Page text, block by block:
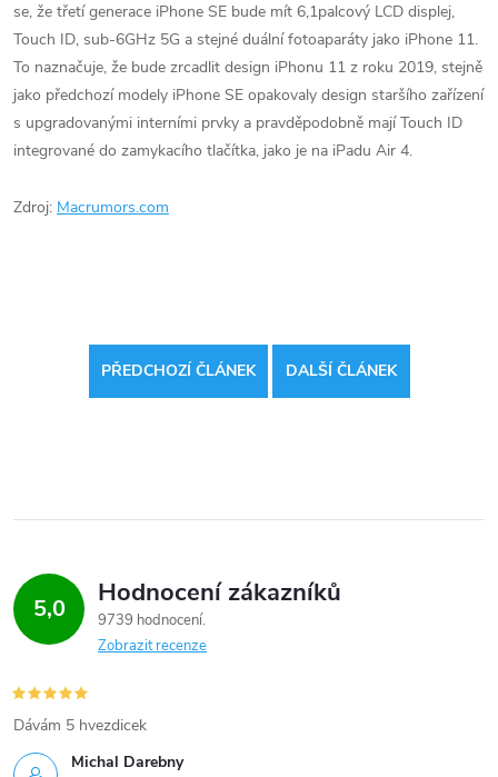
se, že třetí generace iPhone SE bude mít 6,1palcový LCD displej,
Touch ID, sub-6GHz 5G a stejné duální fotoaparáty jako iPhone 11.
To naznačuje, že bude zrcadlit design iPhonu 11 z roku 2019, stejně
jako předchozí modely iPhone SE opakovaly design staršího zařízení
s upgradovanými interními prvky a pravděpodobně mají Touch ID
integrované do zamykacího tlačítka, jako je na iPadu Air 4.
Zdroj: Macrumors.com
PŘEDCHOZÍ ČLÁNEK DALŠÍ ČLÁNEK
5,0 Hodnocení zákazníků
9739 hodnocení
Zobrazit recenze
Michal Darebny
Dávám 5 hvezdicek